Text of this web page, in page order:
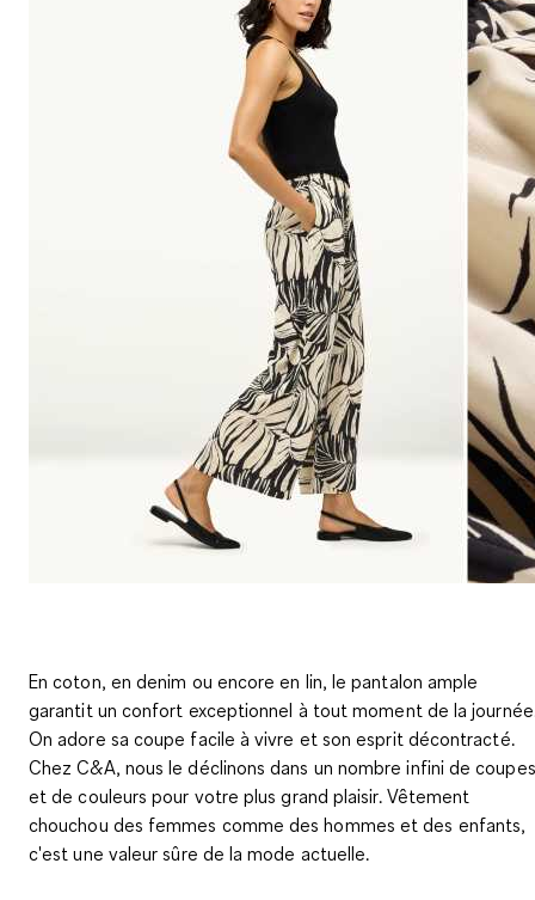
En coton, en denim ou encore en lin, le pantalon ample
garantit un confort exceptionnel à tout moment de la
On adore sa coupe facile à vivre et son esprit décontracté.
Chez C&A, nous le déclinons dans un nombre infini de coupes
et de couleurs pour votre plus grand plaisir. Vêtement
chouchou des femmes comme des hommes et des enfants,
c'est une valeur sûre de la mode actuelle.